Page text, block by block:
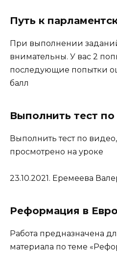
Путь к
При выполнении
внимательны. У вас 2
последующие попытки
балл
Выполнить тест
Выполнить тест по
просмотрено на уроке
23.10.2021. Еремеева
Реформация в
Работа предназначена
материала по теме